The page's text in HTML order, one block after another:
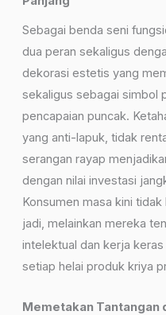
Sebagai benda seni
dua peran sekaligus
dekorasi estetis yang
sekaligus sebagai simbol
pencapaian puncak.
yang anti-lapuk, tidak
serangan rayap
dengan nilai investasi
Konsumen masa kini
jadi, melainkan mereka
intelektual dan kerja
setiap helai produk kriya
Memetakan Tantangan